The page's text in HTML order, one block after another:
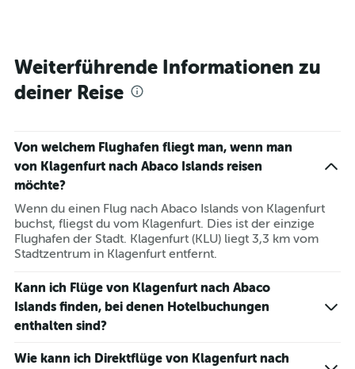
Weiterführende Informationen zu
deiner Reise
Von welchem Flughafen fliegt man, wenn man
von Klagenfurt nach Abaco Islands reisen
möchte?
Wenn du einen Flug nach Abaco Islands von Klagenfurt
buchst, fliegst du vom Klagenfurt. Dies ist der einzige
Flughafen der Stadt. Klagenfurt (KLU) liegt 3,3 km vom
Stadtzentrum in Klagenfurt entfernt.
Kann ich Flüge von Klagenfurt nach Abaco
Islands finden, bei denen Hotelbuchungen
enthalten sind?
Wie kann ich Direktflüge von Klagenfurt nach